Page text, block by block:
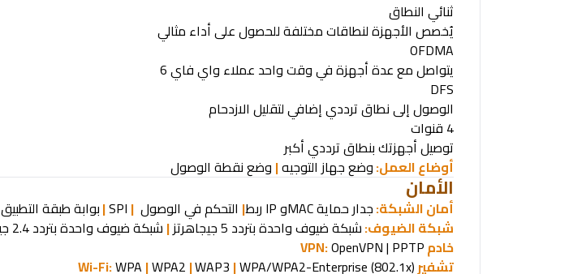
ثنائي النطاق
يُخصص الأجهزة لنطاقات مختلفة للحصول على أداء مثالي
OFDMA
يتواصل مع عدة أجهزة في وقت واحد عملاء واي فاي 6
DFS
الوصول إلى نطاق ترددي إضافي لتقليل الازدحام
4 قنوات
توصيل أجهزتك بنطاق ترددي أكبر
أوضاع العمل:وضع جهاز التوجيه| وضع نقطة الوصول
الأمان
أمان الشبكة:جدار حمايةSPI
| التحكم في الوصول |ربط IPوMAC
|بوابة طبقة التطبيق
شبكة الضيوف:شبكة ضيوف واحدة بتردد 5 جيجاهرتز | شبكة ضيوف واحدة بتردد 2.4 جيجاهرتز
خادمOpenVPN | PPTP
تشفيرWi-Fi:
WPA |WPA2 |WAP3 |WPA/WPA2-Enterprise (802.1x)